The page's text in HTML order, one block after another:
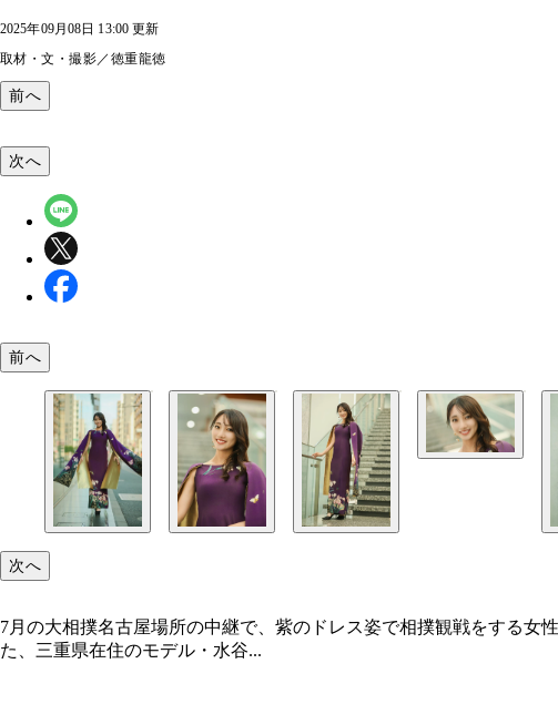
2025年09月08日 13:00 更新
取材・文・撮影／徳重龍徳
前へ
次へ
前へ
次へ
7月の大相撲名古屋場所の中継で、紫のドレス姿で相撲観戦をする
た、三重県在住のモデル・水谷...